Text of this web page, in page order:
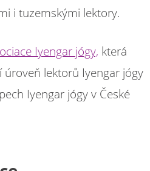
i tuzemskými lektory.
Iyengar jógy, která
lektorů Iyengar jógy
Iyengar jógy v České